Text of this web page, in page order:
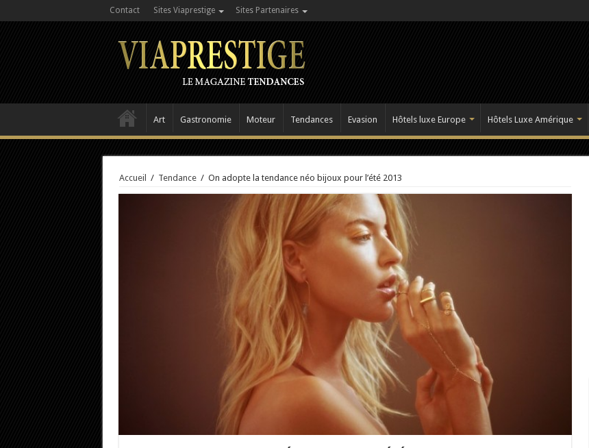
Contact Sites Viaprestige Sites Partenaires
Art Gastronomie Moteur Tendances Evasion Hôtels luxe Europe Hôtels Luxe Amérique
Accueil / Tendance / On adopte la tendance néo bijoux pour l’été 2013